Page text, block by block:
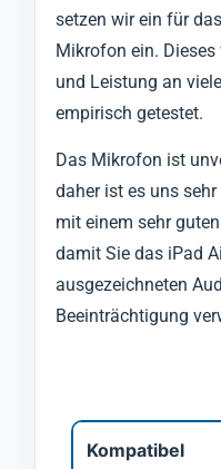
setzen wir ein für
Mikrofon ein.
und Leistung an
empirisch getestet.
Das Mikrofon ist
daher ist es uns
mit einem sehr
damit Sie das iPad
ausgezeichneten
Beeinträchtigung
Kompatibel